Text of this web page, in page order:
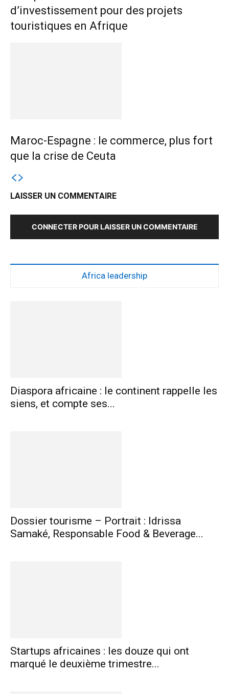
d’investissement pour des projets
touristiques en Afrique
Maroc-Espagne : le commerce, plus fort
que la crise de Ceuta
LAISSER UN COMMENTAIRE
CONNECTER POUR LAISSER UN COMMENTAIRE
Africa leadership
Diaspora africaine : le continent rappelle les
siens, et compte ses...
Dossier tourisme – Portrait : Idrissa
Samaké, Responsable Food & Beverage...
Startups africaines : les douze qui ont
marqué le deuxième trimestre...